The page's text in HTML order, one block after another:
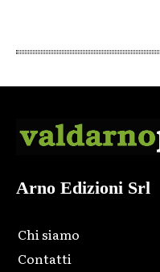
Arno Edizioni Srl
Chi siamo
Contatti